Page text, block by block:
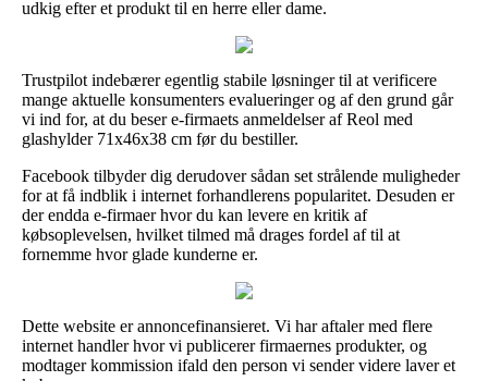
udkig efter et produkt til en herre eller dame.
Trustpilot indebærer egentlig stabile løsninger til at verificere
mange aktuelle konsumenters evalueringer og af den grund går
vi ind for, at du beser e-firmaets anmeldelser af Reol med
glashylder 71x46x38 cm før du bestiller.
Facebook tilbyder dig derudover sådan set strålende muligheder
for at få indblik i internet forhandlerens popularitet. Desuden er
der endda e-firmaer hvor du kan levere en kritik af
købsoplevelsen, hvilket tilmed må drages fordel af til at
fornemme hvor glade kunderne er.
Dette website er annoncefinansieret. Vi har aftaler med flere
internet handler hvor vi publicerer firmaernes produkter, og
modtager kommission ifald den person vi sender videre laver et